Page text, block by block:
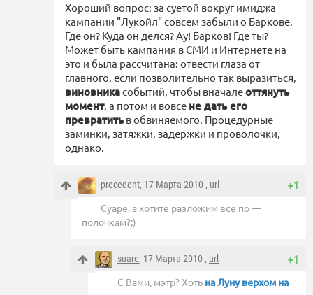
Хороший вопрос: за суетой вокруг имиджа
кампании "Лукойл" совсем забыли о Баркове.
Где он? Куда он делся? Ау! Барков! Где ты?
Может быть кампания в СМИ и Интернете на
это и была рассчитана: отвести глаза от
главного, если позволительно так выразиться,
виновникасобытий, чтобы вначалеоттянуть
момент, а потом и вовсе не дать его
превратитьв обвиняемого. Процедурные
заминки, затяжки, задержки и проволочки,
однако.
+1
precedent, 17 Марта 2010 , url
Суаре, а хотите разложим все по —
полочкам?;)
+1
suare, 17 Марта 2010 , url
С Вами, мэтр? Хоть на Луну верхом на